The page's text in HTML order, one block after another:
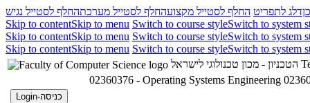
דלג לתפריט החלף לסטייל מקצועהחלף לסטייל מערכתהחלף לסטייל נגיש
Skip to contentSkip to menu Switch to course styleSwitch to system
Skip to contentSkip to menu Switch to course styleSwitch to system
Skip to contentSkip to menu Switch to course styleSwitch to system
02360376 - Operating Systems Engineering
כניסה-Login